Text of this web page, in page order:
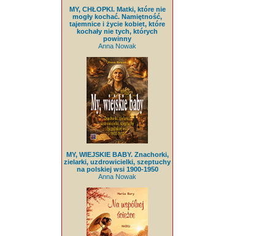
MY, CHŁOPKI. Matki, które nie
mogły kochać. Namiętność,
tajemnice i życie kobiet, które
kochały nie tych, których
powinny
Anna Nowak
MY, WIEJSKIE BABY. Znachorki,
zielarki, uzdrowicielki, szeptuchy
na polskiej wsi 1900-1950
Anna Nowak